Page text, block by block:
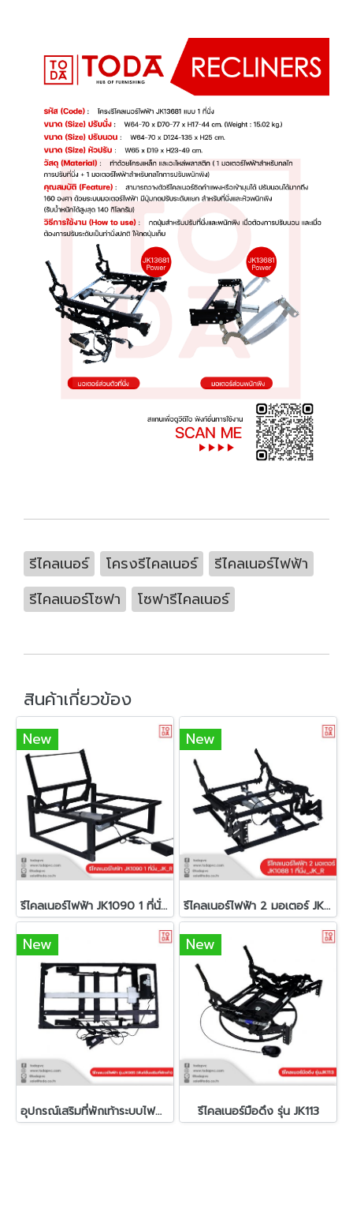
รีไคลเนอร์ โครงรีไคลเนอร์
รีไคลเนอร์ไฟฟ้า
รีไคลเนอร์โซฟา
โซฟารีไคลเนอร์
สินค้าเกี่ยวข้อง
New
รีไคลเนอร์ไฟฟ้า JK1090 1 ที่นั่ง_JK_R
New
รีไคลเนอร์ไฟฟ้า 2 มอเตอร์ JK1088 1 ที่นั่ง_JK_R
New
อุปกรณ์เสริมที่พักเท้าระบบไฟฟ้า JK985
New
รีไคลเนอร์มือดึง รุ่น JK113